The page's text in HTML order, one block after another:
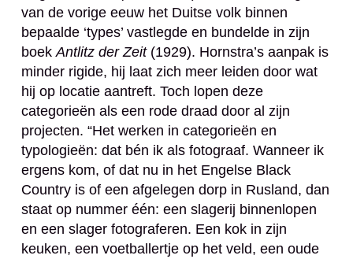
van de vorige eeuw het Duitse volk binnen
bepaalde ‘types’ vastlegde en bundelde in zijn
boekAntlitz der Zeit(1929). Hornstra’s aanpak is
minder rigide, hij laat zich meer leiden door wat
hij op locatie aantreft. Toch lopen deze
categorieën als een rode draad door al zijn
projecten. “Het werken in categorieën en
typologieën: dat bén ik als fotograaf. Wanneer ik
ergens kom, of dat nu in het Engelse Black
Country is of een afgelegen dorp in Rusland, dan
staat op nummer één: een slagerij binnenlopen
en een slager fotograferen. Een kok in zijn
keuken, een voetballertje op het veld, een oude